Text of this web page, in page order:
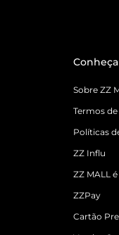
Conheça
Sobre ZZ
Termos de
Políticas
ZZ Influ
ZZ MALL
ZZPay
Cartão